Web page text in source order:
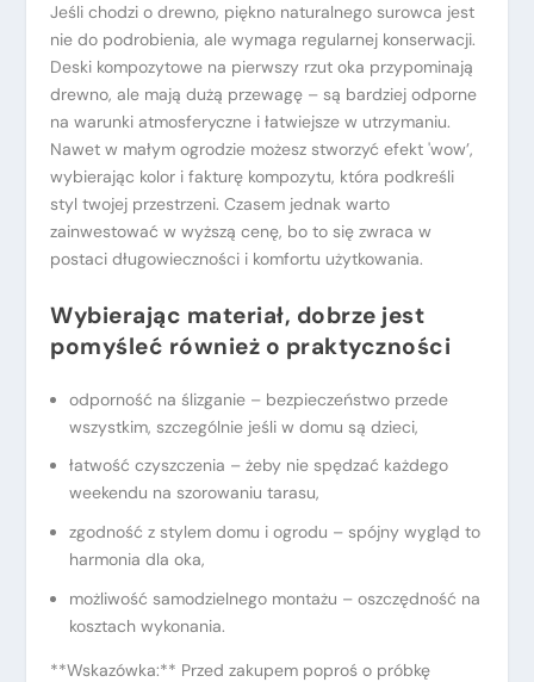
Jeśli chodzi o drewno, piękno naturalnego surowca jest
nie do podrobienia, ale wymaga regularnej konserwacji.
Deski kompozytowe na pierwszy rzut oka przypominają
drewno, ale mają dużą przewagę – są bardziej odporne
na warunki atmosferyczne i łatwiejsze w utrzymaniu.
Nawet w małym ogrodzie możesz stworzyć efekt 'wow’,
wybierając kolor i fakturę kompozytu, która podkreśli
styl twojej przestrzeni. Czasem jednak warto
zainwestować w wyższą cenę, bo to się zwraca w
postaci długowieczności i komfortu użytkowania.
Wybierając materiał, dobrze jest
pomyśleć również o praktyczności
odporność na ślizganie – bezpieczeństwo przede
wszystkim, szczególnie jeśli w domu są dzieci,
łatwość czyszczenia – żeby nie spędzać każdego
weekendu na szorowaniu tarasu,
zgodność z stylem domu i ogrodu – spójny wygląd to
harmonia dla oka,
możliwość samodzielnego montażu – oszczędność na
kosztach wykonania.
**Wskazówka:** Przed zakupem poproś o próbkę